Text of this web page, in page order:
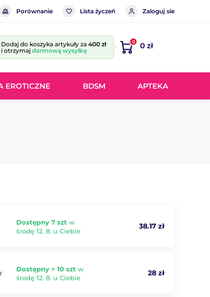
Porównanie Lista życzeń Zaloguj sie
Dodaj do koszyka artykuły za 400 zł
i otrzymaj darmową wysyłkę
0 0 zł
EROTICZNE BDSM APTEKA
Dostępny 7 szt w
środę 12. 8. u Ciebie
38.17 zł
Dostępny > 10 szt w
środę 12. 8. u Ciebie
28 zł